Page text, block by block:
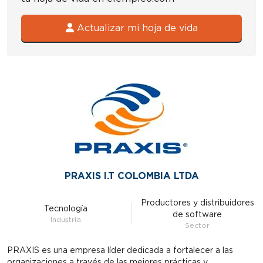
PRAXIS I.T COLOMBIA LTDA
Tecnología
Industria
Productores y distribuidores
de software
Sector
PRAXIS es una empresa líder dedicada a fortalecer a las
Actualizar mi hoja de vida